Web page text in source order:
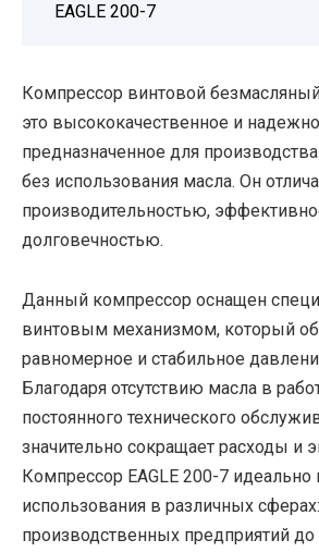
EAGLE 200-7
Компрессор винтовой
это высококачественное и
предназначенное для
без использования масла. Он
производительностью,
долговечностью.
Данный компрессор оснащен
винтовым механизмом, который
равномерное и стабильное
Благодаря отсутствию масла в
постоянного технического
значительно сокращает расходы и
Компрессор EAGLE 200-7 идеально
использования в различных
производственных предприятий